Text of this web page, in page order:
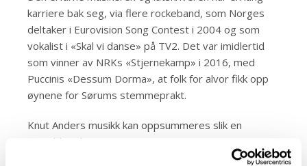
karriere bak seg, via flere rockeband, som Norges
deltaker i Eurovision Song Contest i 2004 og som
vokalist i «Skal vi danse» på TV2. Det var imidlertid
som vinner av NRKs «Stjernekamp» i 2016, med
Puccinis «Dessum Dorma», at folk for alvor fikk opp
øynene for Sørums stemmeprakt.
Knut Anders musikk kan oppsummeres slik en
anmelder skrev: «Det er som om Prøysen møter